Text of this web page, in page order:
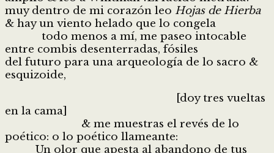
muy dentro de mi corazón leo Hojas de Hierba
& hay un viento helado que lo congela
todo menos a mí, me paseo intocable
entre combis desenterradas, fósiles
del futuro para una arqueología de lo sacro &
esquizoide,
[doy tres vueltas
en la cama]
& me muestras el revés de lo
poético: o lo poético llameante:
Un olor que apesta al abandono de tus